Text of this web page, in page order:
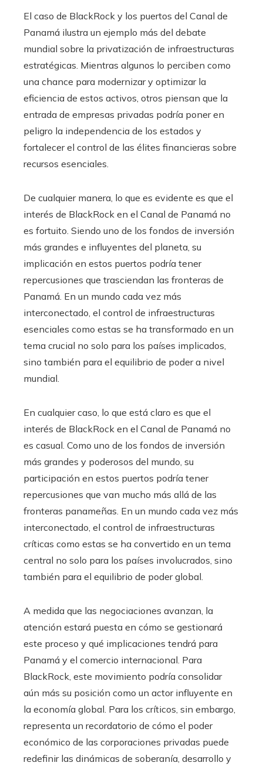
El caso de BlackRock y los puertos del Canal de
Panamá ilustra un ejemplo más del debate
mundial sobre la privatización de infraestructuras
estratégicas. Mientras algunos lo perciben como
una chance para modernizar y optimizar la
eficiencia de estos activos, otros piensan que la
entrada de empresas privadas podría poner en
peligro la independencia de los estados y
fortalecer el control de las élites financieras sobre
recursos esenciales.
De cualquier manera, lo que es evidente es que el
interés de BlackRock en el Canal de Panamá no
es fortuito. Siendo uno de los fondos de inversión
más grandes e influyentes del planeta, su
implicación en estos puertos podría tener
repercusiones que trasciendan las fronteras de
Panamá. En un mundo cada vez más
interconectado, el control de infraestructuras
esenciales como estas se ha transformado en un
tema crucial no solo para los países implicados,
sino también para el equilibrio de poder a nivel
mundial.
En cualquier caso, lo que está claro es que el
interés de BlackRock en el Canal de Panamá no
es casual. Como uno de los fondos de inversión
más grandes y poderosos del mundo, su
participación en estos puertos podría tener
repercusiones que van mucho más allá de las
fronteras panameñas. En un mundo cada vez más
interconectado, el control de infraestructuras
críticas como estas se ha convertido en un tema
central no solo para los países involucrados, sino
también para el equilibrio de poder global.
A medida que las negociaciones avanzan, la
atención estará puesta en cómo se gestionará
este proceso y qué implicaciones tendrá para
Panamá y el comercio internacional. Para
BlackRock, este movimiento podría consolidar
aún más su posición como un actor influyente en
la economía global. Para los críticos, sin embargo,
representa un recordatorio de cómo el poder
económico de las corporaciones privadas puede
redefinir las dinámicas de soberanía, desarrollo y